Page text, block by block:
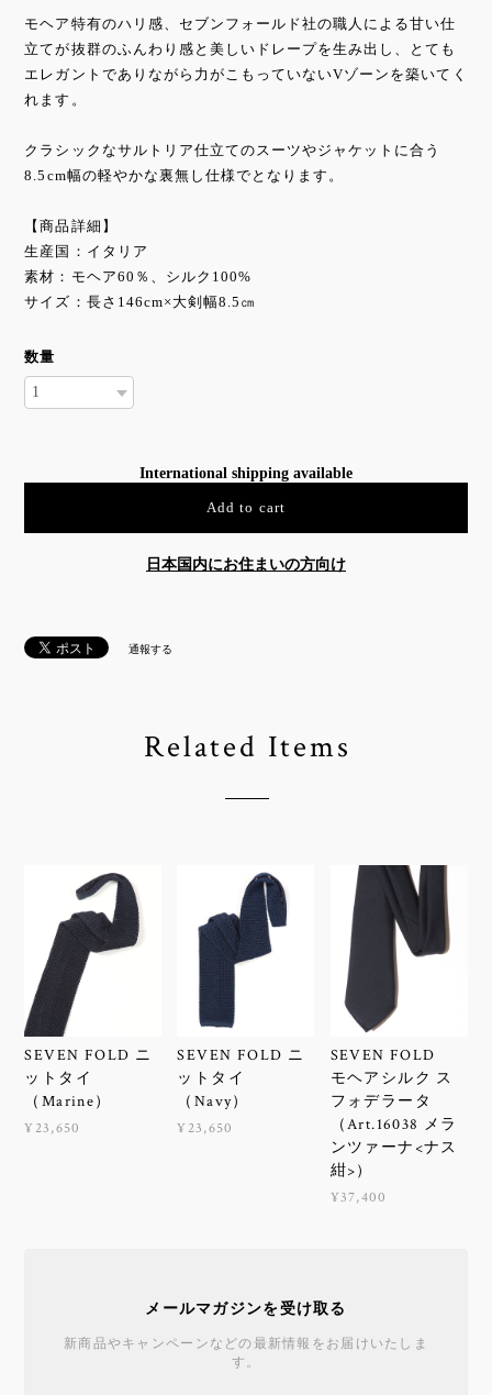
モヘア特有のハリ感、セブンフォールド社の職人による甘い仕
立てが抜群のふんわり感と美しいドレープを生み出し、とても
エレガントでありながら力がこもっていないVゾーンを築いてく
れます。
クラシックなサルトリア仕立てのスーツやジャケットに合う
8.5cm幅の軽やかな裏無し仕様でとなります。
【商品詳細】
生産国：イタリア
素材：モヘア60％、シルク100%
サイズ：長さ146cm×大剣幅8.5㎝
数量
International shipping available
Add to cart
日本国内にお住まいの方向け
通報する
Related Items
SEVEN FOLD ニ
ットタイ
（Marine）
¥23,650
SEVEN FOLD ニ
ットタイ
（Navy）
¥23,650
SEVEN FOLD
モヘアシルク ス
フォデラータ
（Art.16038 メラ
ンツァーナ<ナス
紺>）
¥37,400
メールマガジンを受け取る
新商品やキャンペーンなどの最新情報をお届けいたしま
す。